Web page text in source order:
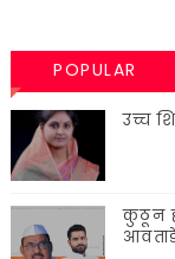
POPULAR
उच्च
कुठून